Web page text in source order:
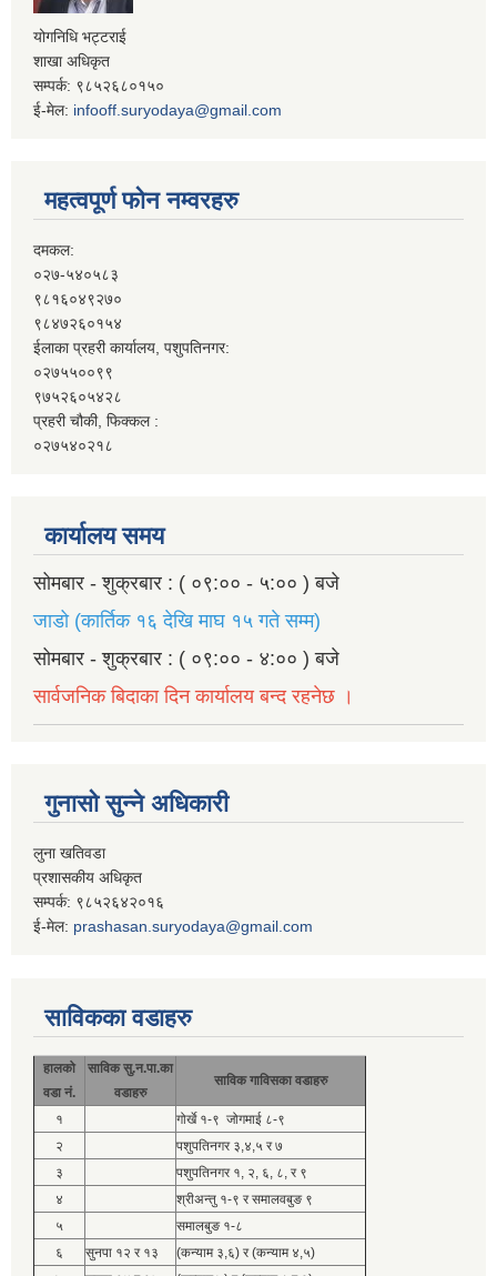
योगनिधि भट्टराई
शाखा अधिकृत
सम्पर्क: ९८५२६८०१५०
ई-मेल: infooff.suryodaya@gmail.com
महत्वपूर्ण फोन नम्वरहरु
दमकल:
०२७-५४०५८३
९८१६०४९२७०
९८४७२६०१५४
ईलाका प्रहरी कार्यालय, पशुपतिनगर:
०२७५५००९९
९७५२६०५४२८
प्रहरी चौकी, फिक्कल :
०२७५४०२१८
कार्यालय समय
सोमबार - शुक्रबार : ( ०९:०० - ५:०० ) बजे
जाडो (कार्तिक १६ देखि माघ १५ गते सम्म)
सोमबार - शुक्रबार : ( ०९:०० - ४:०० ) बजे
सार्वजनिक बिदाका दिन कार्यालय बन्द रहनेछ ।
गुनासो सुन्ने अधिकारी
लुना खतिवडा
प्रशासकीय अधिकृत
सम्पर्क: ९८५२६४२०१६
ई-मेल: prashasan.suryodaya@gmail.com
साविकका वडाहरु
हालको
वडा नं.
साविक सु.न.पा.का
वडाहरु
साविक गाविसका वडाहरु
१
गोर्खे १-९ जोगमाई ८-९
२
पशुपतिनगर ३,४,५ र ७
३
पशुपतिनगर १, २, ६, ८, र ९
४
श्रीअन्तु १-९ र समालवबुङ ९
५
समालबुङ १-८
६
सुनपा १२ र १३
(कन्याम ३,६) र (कन्याम ४,५)